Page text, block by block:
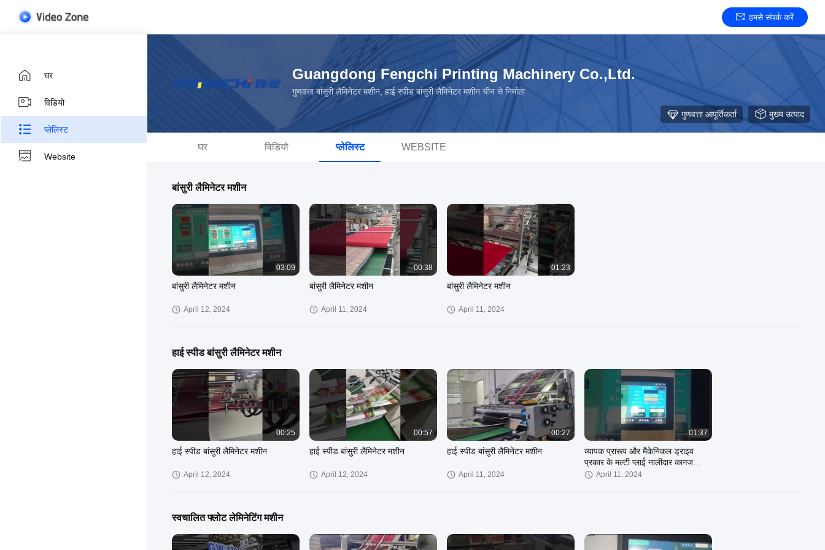
हमसे संपर्क करें
घर
विडियो
प्लेलिस्ट
Website
Guangdong Fengchi Printing Machinery Co.,Ltd.
गुणवत्ता बांसुरी लैमिनेटर मशीन, हाई स्पीड बांसुरी लैमिनेटर मशीन चीन से निर्माता
गुणवत्ता आपूर्तिकर्ता मुख्य उत्पाद
घर विडियो प्लेलिस्ट WEBSITE
बांसुरी लैमिनेटर मशीन
03:09
बांसुरी लैमिनेटर मशीन
April 12, 2024
00:38
बांसुरी लैमिनेटर मशीन
April 11, 2024
01:23
बांसुरी लैमिनेटर मशीन
April 11, 2024
हाई स्पीड बांसुरी लैमिनेटर मशीन
00:25
हाई स्पीड बांसुरी लैमिनेटर मशीन
April 12, 2024
00:57
हाई स्पीड बांसुरी लैमिनेटर मशीन
April 12, 2024
00:27
हाई स्पीड बांसुरी लैमिनेटर मशीन
April 11, 2024
01:37
व्यापक प्रारूप और मैकेनिकल ड्राइव
प्रकार के मल्टी प्लाई नालीदार कागज
माउंटिंग मशीन
April 11, 2024
स्वचालित फ्लोट लेमिनेटिंग मशीन